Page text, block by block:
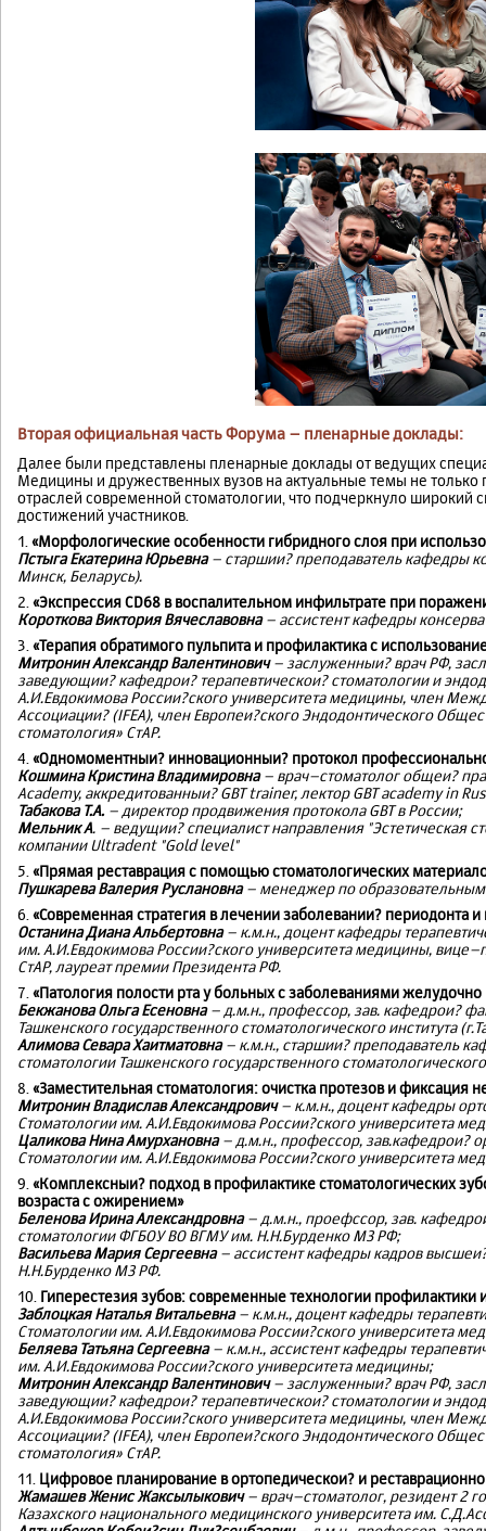
Вторая официальная часть Форума – пленарные доклады:
Далее были представлены пленарные доклады от ведущих
Медицины и дружественных вузов на актуальные темы не только
отраслей современной стоматологии, что подчеркнуло широкий
достижений участников.
1. «Морфологические особенности гибридного слоя при
Пстыга Екатерина Юрьевна– старшии? преподаватель кафедры
Минск, Беларусь).
2. «Экспрессия CD68 в воспалительном инфильтрате при
Короткова Виктория Вячеславовна– ассистент кафедры
3. «Терапия обратимого пульпита и профилактика с
Митронин Александр Валентинович– заслуженныи? врач РФ,
заведующии? кафедрои? терапевтическои? стоматологии и
А.И.Евдокимова России?ского университета медицины, член
Ассоциации? (IFEA), член Европеи?ского Эндодонтического
стоматология» СтАР.
4. «Одномоментныи? инновационныи? протокол
Кошмина Кристина Владимировна– врач–стоматолог общеи?
Academy, аккредитованныи? GBT trainer, лектор GBT academy in
Табакова Т.А. – директор продвижения протокола GBT в России;
Мельник А. – ведущии? специалист направления "Эстетическая
компании Ultradent "Gold level"
5. «Прямая реставрация с помощью стоматологических
Пушкарева Валерия Руслановна– менеджер по
6. «Современная стратегия в лечении заболевании? периодонта
Останина Диана Альбертовна– к.м.н., доцент кафедры
им. А.И.Евдокимова России?ского университета медицины,
СтАР, лауреат премии Президента РФ.
7. «Патология полости рта у больных с заболеваниями
Бекжанова Ольга Есеновна– д.м.н., профессор, зав. кафедрои?
Ташкенского государственного стоматологического института
Алимова Севара Хаитматовна– к.м.н., старшии? преподаватель
стоматологии Ташкенского государственного
8. «Заместительная стоматология: очистка протезов и фиксация
Митронин Владислав Александрович– к.м.н., доцент кафедры
Стоматологии им. А.И.Евдокимова России?ского университета
Цаликова Нина Амурхановна– д.м.н., профессор, зав.кафедрои?
Стоматологии им. А.И.Евдокимова России?ского университета
9. «Комплексныи? подход в профилактике стоматологических
возраста с ожирением»
Беленова Ирина Александровна– д.м.н., проефссор, зав.
стоматологии ФГБОУ ВО ВГМУ им. Н.Н.Бурденко МЗ РФ;
Васильева Мария Сергеевна– ассистент кафедры кадров
Н.Н.Бурденко МЗ РФ.
10. Гиперестезия зубов: современные технологии профилактики
Заблоцкая Наталья Витальевна– к.м.н., доцент кафедры
Стоматологии им. А.И.Евдокимова России?ского университета
Беляева Татьяна Сергеевна– к.м.н., ассистент кафедры
им. А.И.Евдокимова России?ского университета медицины;
Митронин Александр Валентинович– заслуженныи? врач РФ,
заведующии? кафедрои? терапевтическои? стоматологии и
А.И.Евдокимова России?ского университета медицины, член
Ассоциации? (IFEA), член Европеи?ского Эндодонтического
стоматология» СтАР.
11. Цифровое планирование в ортопедическои? и
Жамашев Женис Жаксылыкович– врач–стоматолог, резидент 2
Казахского национального медицинского университета им.